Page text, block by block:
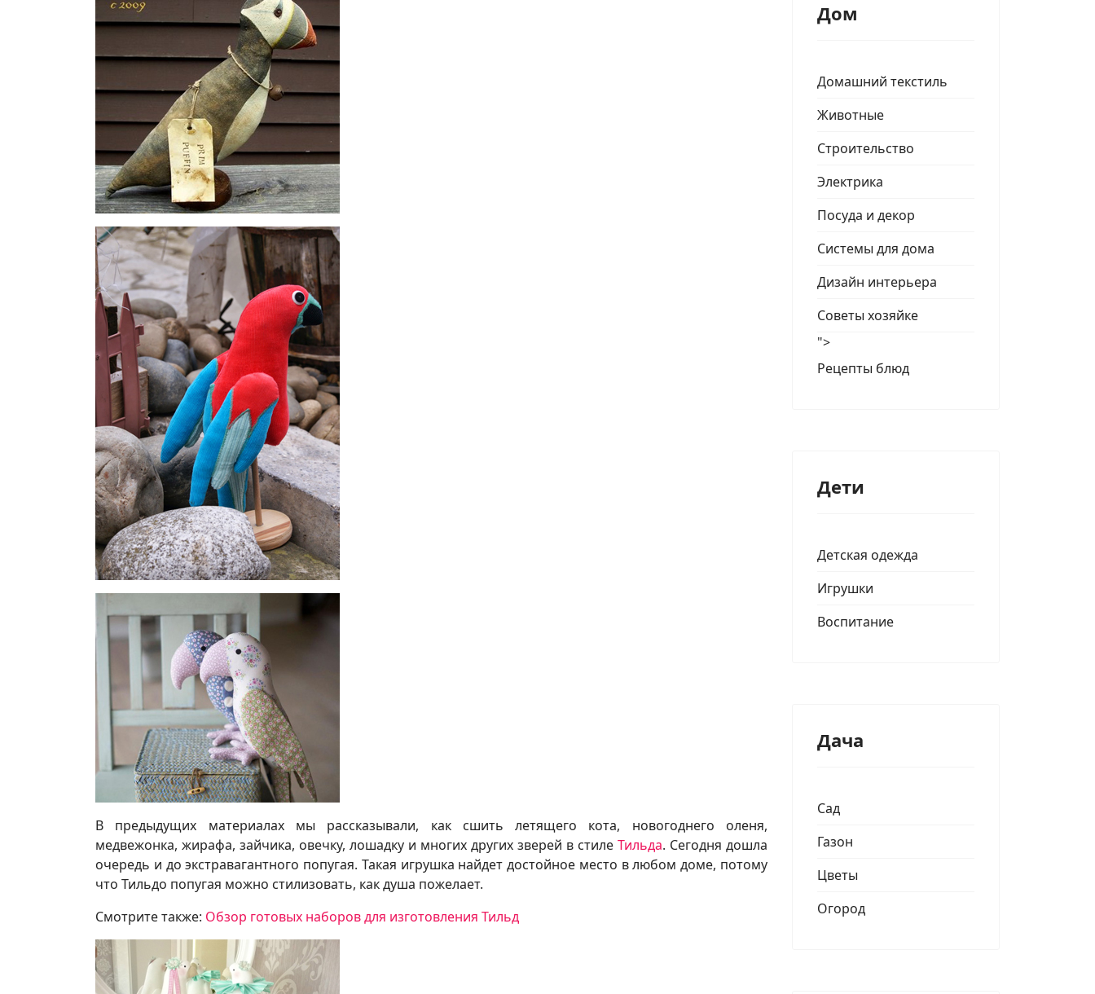
В предыдущих материалах мы рассказывали, как сшить летящего кота, новогоднего оленя,
медвежонка, жирафа, зайчика, овечку, лошадку и многих других зверей в стиле Тильда. Сегодня дошла
очередь и до экстравагантного попугая. Такая игрушка найдет достойное место в любом доме, потому
что Тильдо попугая можно стилизовать, как душа пожелает.
Смотрите также: Обзор готовых наборов для изготовления Тильд
Дом
Домашний текстиль
Животные
Строительство
Электрика
Посуда и декор
Системы для дома
Дизайн интерьера
Советы хозяйке
">
Рецепты блюд
Дети
Детская одежда
Игрушки
Воспитание
Дача
Сад
Газон
Цветы
Огород